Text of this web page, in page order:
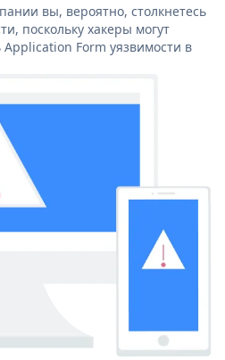
вы, вероятно, столкнетесь
поскольку хакеры могут
Application Form уязвимости в